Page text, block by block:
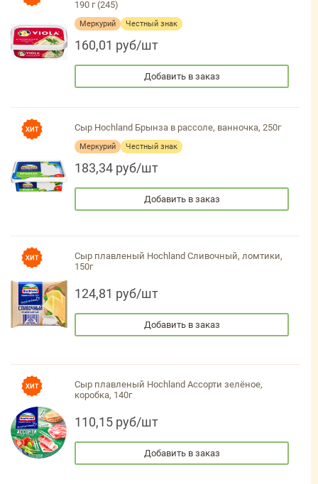
190 г (245)
Меркурий Честный знак
160,01 руб/шт
Добавить в заказ
Сыр Hochland Брынза в рассоле, ванночка, 250г
Меркурий Честный знак
183,34 руб/шт
Добавить в заказ
Сыр плавленый Hochland Сливочный, ломтики,
150г
124,81 руб/шт
Добавить в заказ
Сыр плавленый Hochland Ассорти зелёное,
коробка, 140г
110,15 руб/шт
Добавить в заказ